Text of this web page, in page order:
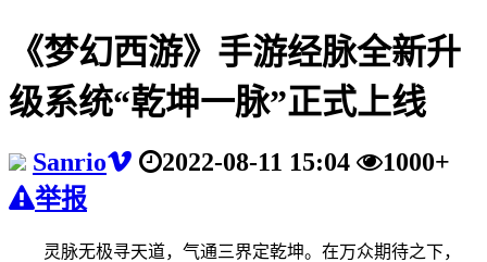
《梦幻西游》手游经脉全新升
级系统“乾坤一脉”正式上线
Sanrio 2022-08-11 15:04
1000+
举报
灵脉无极寻天道，气通三界定乾坤。在万众期待之下，